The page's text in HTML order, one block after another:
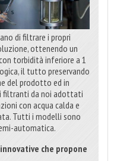
di filtrare i propri
ottenendo un
torbidità inferiore a 1
il tutto preservando
del prodotto ed in
filtranti da noi adottati
con acqua calda e
Tutti i modelli sono
automatica.
che propone